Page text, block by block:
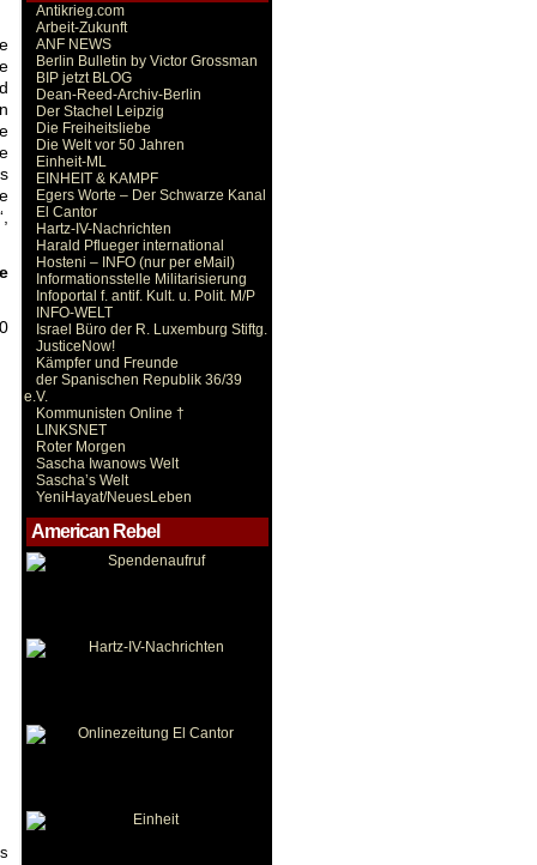
Antikrieg.com
Arbeit-Zukunft
ANF NEWS
Berlin Bulletin by Victor Grossman
BIP jetzt BLOG
Dean-Reed-Archiv-Berlin
Der Stachel Leipzig
Die Freiheitsliebe
Die Welt vor 50 Jahren
Einheit-ML
EINHEIT & KAMPF
Egers Worte – Der Schwarze Kanal
El Cantor
Hartz-IV-Nachrichten
Harald Pflueger international
Hosteni – INFO (nur per eMail)
Informationsstelle Militarisierung
Infoportal f. antif. Kult. u. Polit. M/P
INFO-WELT
Israel Büro der R. Luxemburg Stiftg.
JusticeNow!
Kämpfer und Freunde
der Spanischen Republik 36/39
e.V.
Kommunisten Online †
LINKSNET
Roter Morgen
Sascha Iwanows Welt
Sascha’s Welt
YeniHayat/NeuesLeben
American Rebel